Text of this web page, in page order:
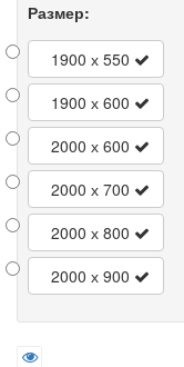
Размер:
1900 х 550
1900 х 600
2000 х 600
2000 х 700
2000 х 800
2000 х 900